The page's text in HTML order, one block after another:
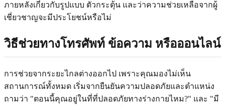
ภายหลังเกี่ยวกับรูปแบบ ตัวกระตุ้น และว่าความช่วยเหลือจากผู้
เชี่ยวชาญจะมีประโยชน์หรือไม่
วิธีช่วยทางโทรศัพท์ ข้อความ หรือออนไลน์
การช่วยจากระยะไกลต่างออกไป เพราะคุณมองไม่เห็น
สถานการณ์ทั้งหมด เริ่มจากยืนยันความปลอดภัยและตำแหน่ง
ถามว่า "ตอนนี้คุณอยู่ในที่ที่ปลอดภัยทางร่างกายไหม?" และ "มี